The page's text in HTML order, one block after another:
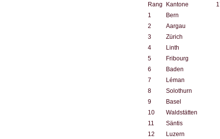
Rang
Kantone
1
Bern
2
Aargau
3
Zürich
4
Linth
5
Fribourg
6
Baden
7
Léman
8
Solothurn
9
Basel
10
Waldstätten
11
Säntis
12
Luzern